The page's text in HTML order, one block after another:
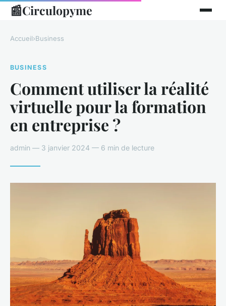
📰Circulopyme
Accueil›Business
BUSINESS
Comment utiliser la réalité
virtuelle pour la formation
en entreprise ?
admin — 3 janvier 2024 — 6 min de lecture